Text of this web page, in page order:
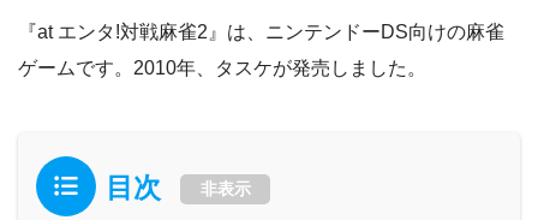
『at エンタ!対戦麻雀2』は、ニンテンドーDS向けの麻雀
ゲームです。2010年、タスケが発売しました。
目次 非表示